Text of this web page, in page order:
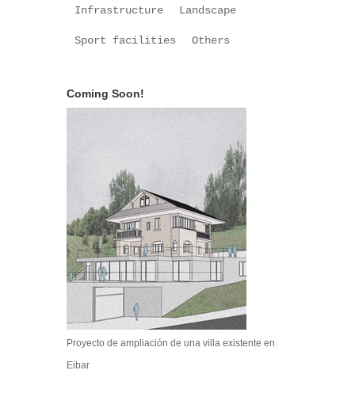
Infrastructure Landscape
Sport facilities Others
Coming Soon!
Proyecto de ampliación de una villa existente en
Eibar